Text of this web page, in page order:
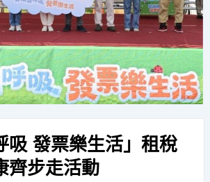
吸 發票樂生活」租稅
齊步走活動